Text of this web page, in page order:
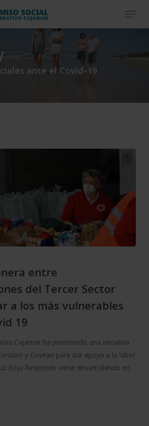
Menu
ante el Covid-19
entre
del Tercer Sector
a los más vulnerables
19
Cajamar ha promovido una iniciativa
y Coviran para dar apoyo a la labor
Roja Responde viene desarrollando en
Close